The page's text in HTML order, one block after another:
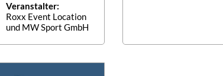
Veranstalter:
Roxx Event Location
und MW Sport GmbH